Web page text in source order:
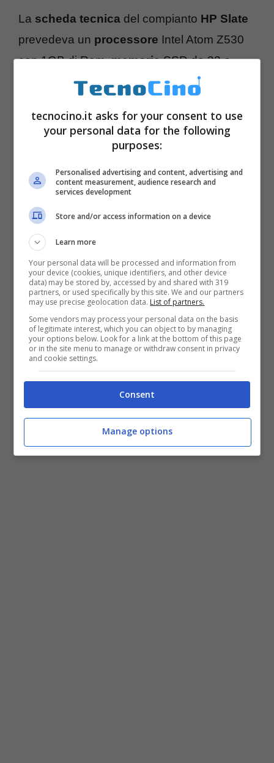
La scheda tecnica del compianto HP Slate
prevedeva un processore Intel Atom Z530
con 1GB di Ram,memoriaSSD da 32 o
64GB, ampliamento tramite schedine
capacitivotouchscreenda 8.9 pollici a
risoluzione 1024 x 600 pixel,
Bluetooth, 3G opzionale, WWAN,GPS
2.0,fotocamera
batteria
Windows 7 Home Premium
dovuto costare 549 dollari.
tecnocino.it asks for your consent to use
your personal data for the following
purposes:
Personalised advertising and content, advertising and
content measurement, audience research and
services development
Store and/or access information on a device
Learn more
Your personal data will be processed and information from
your device (cookies, unique identifiers, and other device
data) may be stored by, accessed by and shared with 319
partners, or used specifically by this site. We and our partners
may use precise geolocation data. List of partners.
Some vendors may process your personal data on the basis
of legitimate interest, which you can object to by managing
your options below. Look for a link at the bottom of this page
or in the site menu to manage or withdraw consent in privacy
and cookie settings.
Consent
Manage options